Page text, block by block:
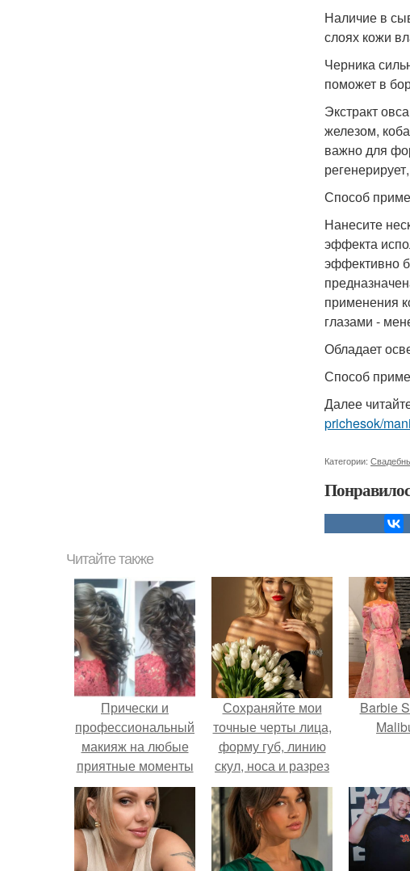
Наличие в
слоях кожи
Черника
поможет в
Экстракт
железом,
важно для
Способ
Нанесите
эффекта
эффективно
применения
глазами -
Обладает
Способ
Далее
prichesok/
Категории:
Читайте также
Прически и
профессиональный
макияж на любые
приятные моменты
вашей жизни!
Сохраняйте мои
точные черты лица,
форму губ, линию
скул, носа и разрез
глаз.
Barbie